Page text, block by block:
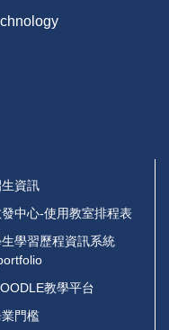
資訊
中心-使用教室排程表
學習歷程資訊系統
教學平台
門檻